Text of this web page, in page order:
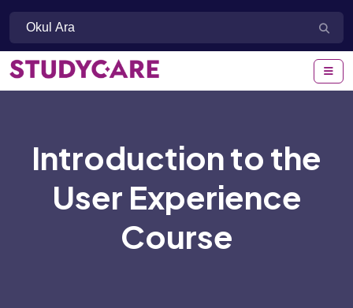
Introduction to the
User Experience
Course